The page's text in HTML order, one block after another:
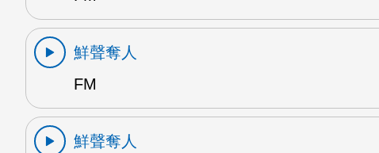
鮮聲奪人
FM
鮮聲奪人